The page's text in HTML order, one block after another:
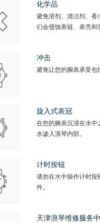
化学品
避免溶剂、清洁剂、香
们会侵蚀表链、表壳和
冲击
避免让您的腕表承受包
旋入式表冠
在您的腕表沉浸在水中
水渗入浪琴内部。
计时按钮
请勿在水中操作计时按
件。
天津浪琴维修服务